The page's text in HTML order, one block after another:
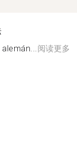
阅读更多